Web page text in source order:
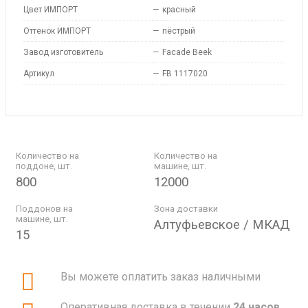
Цвет ИМПОРТ — красный
Оттенок ИМПОРТ — пёстрый
Завод изготовитель — Facade Beek
Артикул — FB 1117020
Количество на
поддоне, шт.
800
Количество на
машине, шт.
12000
Поддонов на
машине, шт.
15
Зона доставки
Алтуфьевское / МКАД
Вы можете оплатить заказ наличными